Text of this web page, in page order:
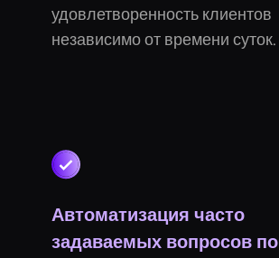
удовлетворенность клиентов
независимо от времени суток.
Автоматизация часто
задаваемых вопросов по